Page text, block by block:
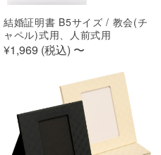
結婚証明書 B5サイズ / 教会(チ
ャペル)式用、人前式用
¥1,969 (税込) 〜